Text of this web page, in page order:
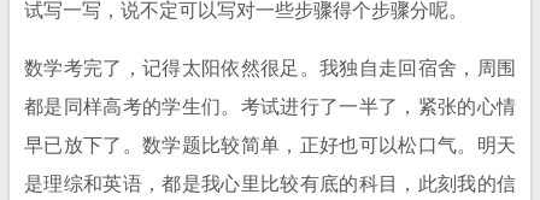
试写一写，说不定可以写对一些步骤得个步骤分呢。
数学考完了，记得太阳依然很足。我独自走回宿舍，周围
都是同样高考的学生们。考试进行了一半了，紧张的心情
早已放下了。数学题比较简单，正好也可以松口气。明天
是理综和英语，都是我心里比较有底的科目，此刻我的信